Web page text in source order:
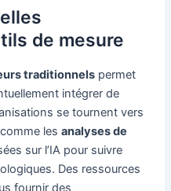
de mesure
traditionnels permet
intégrer de
se tournent vers
lesanalyses de
sur l’IA pour suivre
Des ressources
fournir des